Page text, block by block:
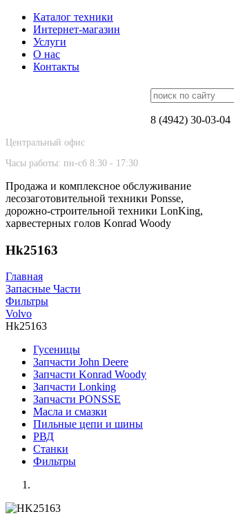
Каталог техники
Интернет-магазин
Услуги
О нас
Контакты
8 (4942) 30-03-04
Центральный офис
Часы работы: пн-сб 8:30 - 17:30
Продажа и комплексное обслуживание
лесозаготовительной техники Ponsse,
дорожно-строительной техники LonKing,
харвестерных голов Konrad Woody
Hk25163
Главная
Запасные Части
Фильтры
Volvo
Hk25163
Гусеницы
Запчасти John Deere
Запчасти Konrad Woody
Запчасти Lonking
Запчасти PONSSE
Масла и смазки
Пильные цепи и шины
РВД
Станки
Фильтры